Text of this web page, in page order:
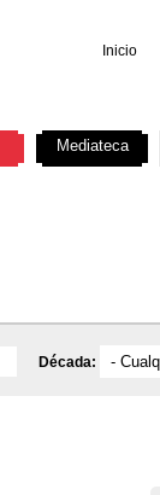
Inicio
Década:
Mediateca